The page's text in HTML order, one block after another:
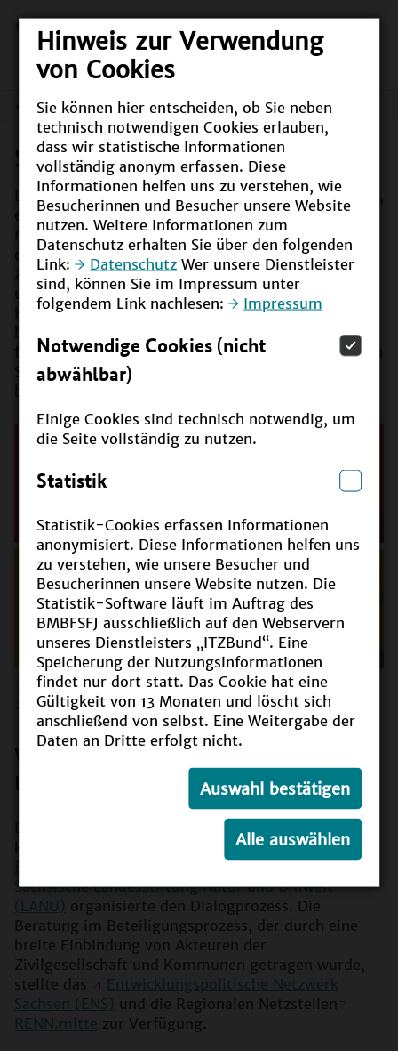
Hinweis zur Verwendung
von Cookies
Sie können hier entscheiden, ob Sie neben
technisch notwendigen Cookies erlauben,
dass wir statistische Informationen
vollständig anonym erfassen. Diese
Informationen helfen uns zu verstehen, wie
Besucherinnen und Besucher unsere Website
nutzen. Weitere Informationen zum
Datenschutz erhalten Sie über den folgenden
Link:
Datenschutz Wer unsere Dienstleister
sind, können Sie im Impressum unter
folgendem Link nachlesen:
Impressum
Notwendige Cookies (nicht
abwählbar)
Einige Cookies sind technisch notwendig, um
die Seite vollständig zu nutzen.
Statistik
Statistik-Cookies erfassen Informationen
anonymisiert. Diese Informationen helfen uns
zu verstehen, wie unsere Besucher und
Besucherinnen unsere Website nutzen. Die
Statistik-Software läuft im Auftrag des
BMBFSFJ ausschließlich auf den Webservern
unseres Dienstleisters „ITZBund“. Eine
Speicherung der Nutzungsinformationen
findet nur dort statt. Das Cookie hat eine
Gültigkeit von 13 Monaten und löscht sich
anschließend von selbst. Eine Weitergabe der
Daten an Dritte erfolgt nicht.
Auswahl bestätigen
Alle auswählen
Sachsen
Sachsen
Die Sächsische Staatsregierung entschied sich 2017,
eine eigenständige Landesstrategie Bildung für
nachhaltige Entwicklung (LS BNE) in einem
dialogisch geführten Prozess von staatlichen und
zivilgesellschaftlichen Akteuren zu erarbeiten und
umzusetzen. Die am 22. Januar 2019 durch das
Kabinett beschlossene LS BNE beinhaltet alle
bildungsrelevanten Bereiche – von der
frühkindlichen Bildung über die allgemeinbildenden
Schulen, Berufliche Bildung und Hochschulbildung
Implementierungskampagne BNE des Sächsischen
Staatsministeriums für Kultus
Wie setzt Sachsen Bildung für nachhaltige
Das Sächsische Staatsministerium für Kultus (SMK)
partizipativen
Sächsische Landesstiftung Natur und Umwelt
(LANU) organisierte den Dialogprozess. Die
Beratung im Beteiligungsprozess, der durch eine
breite Einbindung von Akteuren der
Zivilgesellschaft und Kommunen getragen wurde,
stellte das
Entwicklungspolitische Netzwerk
Sachsen (ENS) und die Regionalen Netzstellen
RENN.mitte zur Verfügung.